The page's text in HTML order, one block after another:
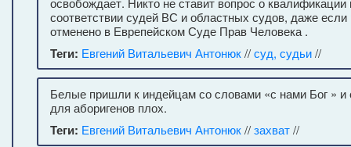
соответствии судей ВС и областных судов, даже
отменено в Еврепейском Суде Прав Человека .
Теги: Евгений Витальевич Антонюк//суд, судьи//
Белые пришли к индейцам со словами «с нами Бог » и
для аборигенов плох.
Теги: Евгений Витальевич Антонюк//захват//